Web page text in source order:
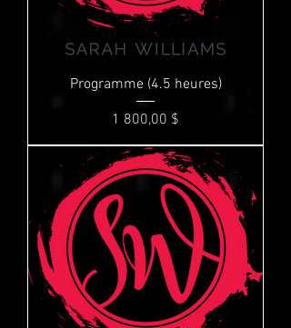
Programme (4.5 heures)
Prix
1 800,00 $